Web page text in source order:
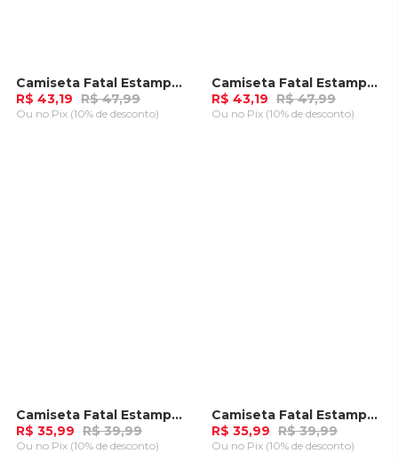
-10%
Camiseta Fatal Estampada Branca
R$ 43,19 R$ 47,99
Ou no Pix (10% de desconto)
-10%
Camiseta Fatal Estampada Marrom
R$ 43,19 R$ 47,99
Ou no Pix (10% de desconto)
-10%
Camiseta Fatal Estampada Preta
R$ 35,99 R$ 39,99
Ou no Pix (10% de desconto)
-10%
Camiseta Fatal Estampada Azul Marinho
R$ 35,99 R$ 39,99
Ou no Pix (10% de desconto)